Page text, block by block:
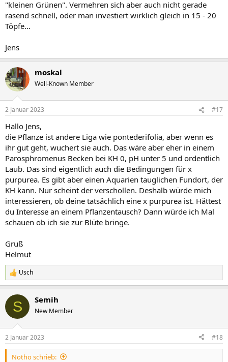
"kleinen Grünen". Vermehren sich aber auch nicht gerade
rasend schnell, oder man investiert wirklich gleich in 15 - 20
Töpfe...
Jens
moskal
Well-Known Member
2 Januar 2023 #17
Hallo Jens,
die Pflanze ist andere Liga wie pontederifolia, aber wenn es
ihr gut geht, wuchert sie auch. Das wäre aber eher in einem
Parosphromenus Becken bei KH 0, pH unter 5 und ordentlich
Laub. Das sind eigentlich auch die Bedingungen für x
purpurea. Es gibt aber einen Aquarien tauglichen Fundort, der
KH kann. Nur scheint der verschollen. Deshalb würde mich
interessieren, ob deine tatsächlich eine x purpurea ist. Hättest
du Interesse an einem Pflanzentausch? Dann würde ich Mal
schauen ob ich sie zur Blüte bringe.
Gruß
Helmut
R
e
k
i
e
n
Usch
S Semih
New Member
2 Januar 2023 #18
Notho schrieb: